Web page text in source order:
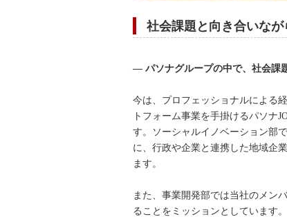
社会課題と向き合いな
― パソナグループの中で、社会課
今は、プロフェッショナルによる
トフォーム事業を手掛けるパソナ
す。ソーシャルイノベーション部
に、行政や企業と連携した地域企
ます。
また、事業開発部では当社のメン
ることをミッションとしています